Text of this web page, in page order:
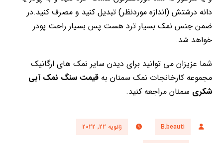
دانه درشتش (اندازه موردنظر) تبدیل کنید و مصرف کنید.در
ضمن جنس نمک بسیار ترد هست پس بسیار راحت پودر
خواهد شد.
شما عزیزان می توانید برای دیدن سایر نمک های ارگانیک
مجموعه کارخانجات نمک سمنان بهقیمت سنگ نمک آبی
شکری سمنان مراجعه کنید.
B.beauti ژانویه 22, 2022